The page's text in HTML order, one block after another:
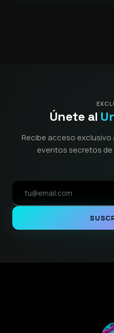
Únete al
Recibe acceso
eventos secretos de